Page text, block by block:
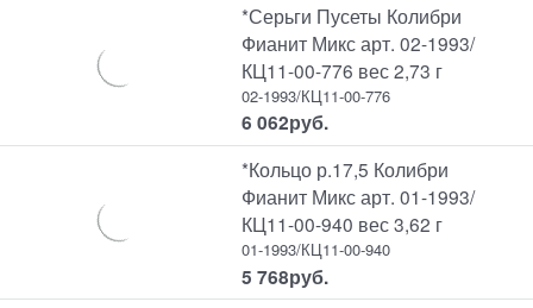
*Серьги Пусеты Колибри
Фианит Микс арт. 02-1993/
КЦ11-00-776 вес 2,73 г
02-1993/КЦ11-00-776
6 062руб.
*Кольцо р.17,5 Колибри
Фианит Микс арт. 01-1993/
КЦ11-00-940 вес 3,62 г
01-1993/КЦ11-00-940
5 768руб.